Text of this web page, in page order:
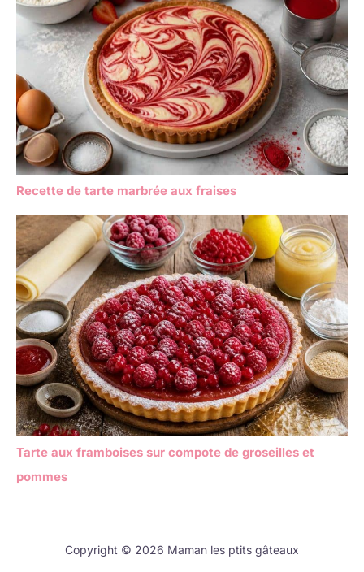
Recette de tarte marbrée aux fraises
Tarte aux framboises sur compote de groseilles et
pommes
Copyright © 2026 Maman les ptits gâteaux